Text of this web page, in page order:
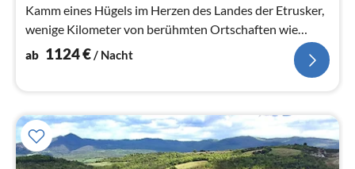
Kamm eines Hügels im Herzen des Landes der Etrusker,
wenige Kilometer von berühmten Ortschaften wie
Bolgheri, Castagneto Carducci ecc
ab 1124€/ Nacht